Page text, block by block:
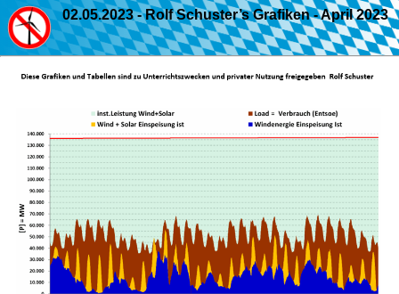
02.05.2023 - Rolf Schuster’s Grafiken - April 2023